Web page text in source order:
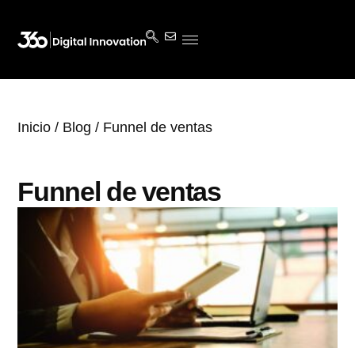
Inicio / Blog / Funnel de ventas
Funnel de ventas